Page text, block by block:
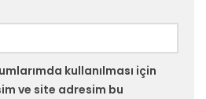
kullanılması için
ve site adresim bu